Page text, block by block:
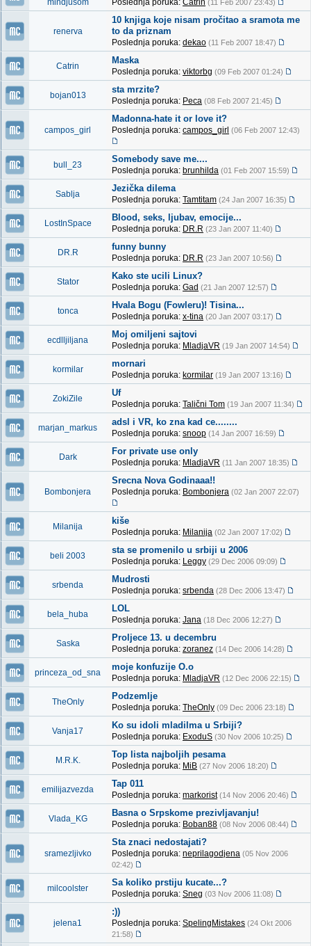
mindjusom
Poslednja poruka: Catrin (11 Feb 2007 23:43)
renerva
10 knjiga koje nisam pročitao a sramota me
to da priznam
Poslednja poruka: dekao (11 Feb 2007 18:47)
Catrin
Maska
Poslednja poruka: viktorbg (09 Feb 2007 01:24)
bojan013
sta mrzite?
Poslednja poruka: Peca (08 Feb 2007 21:45)
campos_girl
Madonna-hate it or love it?
Poslednja poruka: campos_girl (06 Feb 2007 12:43)
bull_23
Somebody save me....
Poslednja poruka: brunhilda (01 Feb 2007 15:59)
Sablja
Jezička dilema
Poslednja poruka: Tamtitam (24 Jan 2007 16:35)
LostInSpace
Blood, seks, ljubav, emocije...
Poslednja poruka: DR.R (23 Jan 2007 11:40)
DR.R
funny bunny
Poslednja poruka: DR.R (23 Jan 2007 10:56)
Stator
Kako ste ucili Linux?
Poslednja poruka: Gad (21 Jan 2007 12:57)
tonca
Hvala Bogu (Fowleru)! Tisina...
Poslednja poruka: x-tina (20 Jan 2007 03:17)
ecdlljiljana
Moj omiljeni sajtovi
Poslednja poruka: MladjaVR (19 Jan 2007 14:54)
kormilar
mornari
Poslednja poruka: kormilar (19 Jan 2007 13:16)
ZokiZile
Uf
Poslednja poruka: Talični Tom (19 Jan 2007 11:34)
marjan_markus
adsl i VR, ko zna kad ce........
Poslednja poruka: snoop (14 Jan 2007 16:59)
Dark
For private use only
Poslednja poruka: MladjaVR (11 Jan 2007 18:35)
Bombonjera
Srecna Nova Godinaaa!!
Poslednja poruka: Bombonjera (02 Jan 2007 22:07)
Milanija
kiše
Poslednja poruka: Milanija (02 Jan 2007 17:02)
beli 2003
sta se promenilo u srbiji u 2006
Poslednja poruka: Leggy (29 Dec 2006 09:09)
srbenda
Mudrosti
Poslednja poruka: srbenda (28 Dec 2006 13:47)
bela_huba
LOL
Poslednja poruka: Jana (18 Dec 2006 12:27)
Saska
Proljece 13. u decembru
Poslednja poruka: zoranez (14 Dec 2006 14:28)
princeza_od_sna
moje konfuzije O.o
Poslednja poruka: MladjaVR (12 Dec 2006 22:15)
TheOnly
Podzemlje
Poslednja poruka: TheOnly (09 Dec 2006 23:18)
Vanja17
Ko su idoli mladilma u Srbiji?
Poslednja poruka: ExoduS (30 Nov 2006 10:25)
M.R.K.
Top lista najboljih pesama
Poslednja poruka: MiB (27 Nov 2006 18:20)
emilijazvezda
Tap 011
Poslednja poruka: markorist (14 Nov 2006 20:46)
Vlada_KG
Basna o Srpskome prezivljavanju!
Poslednja poruka: Boban88 (08 Nov 2006 08:44)
sramezljivko
Sta znaci nedostajati?
Poslednja poruka: neprilagodjena (05 Nov 2006
02:42)
milcoolster
Sa koliko prstiju kucate...?
Poslednja poruka: Sneg (03 Nov 2006 11:08)
jelena1
:))
Poslednja poruka: SpelingMistakes (24 Okt 2006
21:58)